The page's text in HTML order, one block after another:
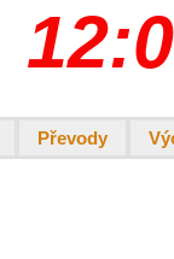
Převody